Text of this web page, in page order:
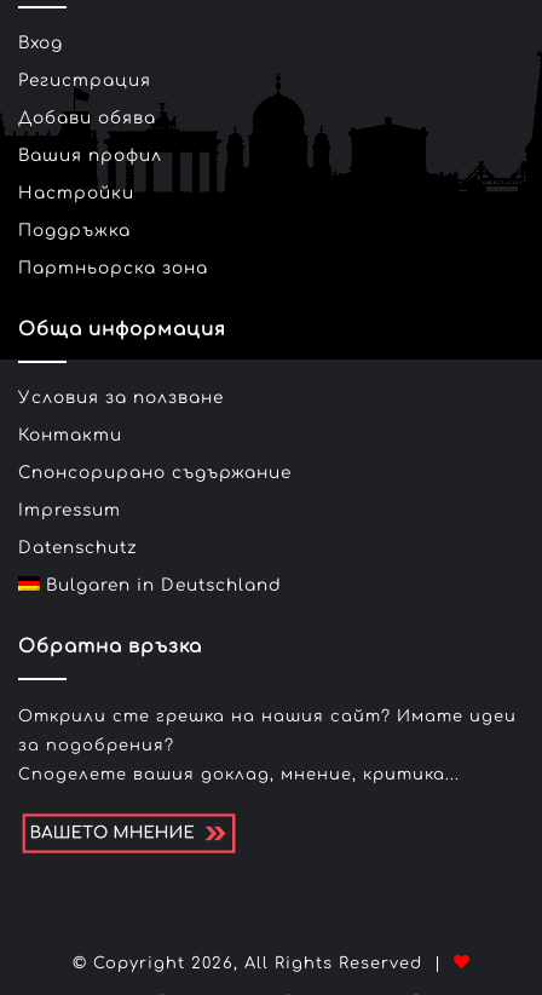
Вход
Регистрация
Добави обява
Вашия профил
Настройки
Поддръжка
Партньорска зона
Обща информация
Условия за ползване
Контакти
Спонсорирано съдържание
Impressum
Datenschutz
Bulgaren in Deutschland
Обратна връзка
Открили сте грешка на нашия сайт? Имате идеи
за подобрения?
Споделете вашия доклад, мнение, критика...
© Copyright 2026, All Rights Reserved |